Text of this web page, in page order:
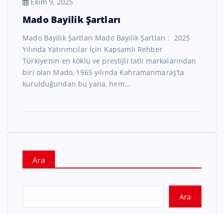
Mado Bayilik Şartları
Mado Bayilik Şartları Mado Bayilik Şartları : 2025
Yılında Yatırımcılar İçin Kapsamlı Rehber
Türkiye’nin en köklü ve prestijli tatlı markalarından
biri olan Mado, 1965 yılında Kahramanmaraş’ta
kurulduğundan bu yana, hem…
Ara
Ara